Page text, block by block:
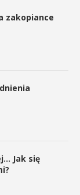
zakopiance
Jak się